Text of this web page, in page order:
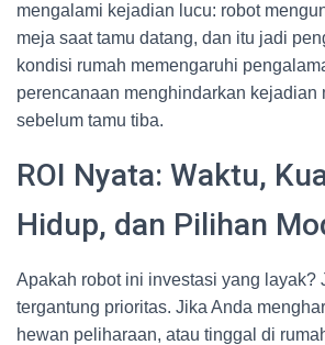
mengalami kejadian lucu: robot
meja saat tamu datang, dan itu jadi
kondisi rumah memengaruhi
perencanaan menghindarkan kejadian
sebelum tamu tiba.
ROI Nyata: Waktu,
Hidup, dan Pilihan
Apakah robot ini investasi yang layak?
tergantung prioritas. Jika Anda
hewan peliharaan, atau tinggal di